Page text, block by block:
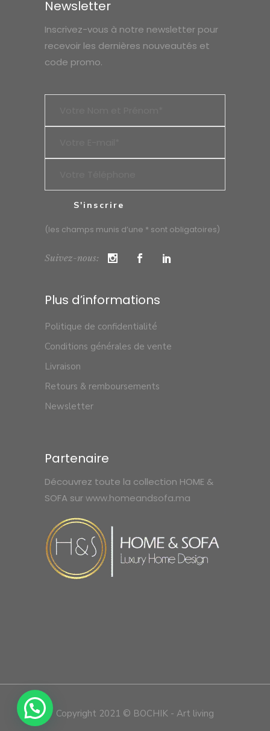
Newsletter
Inscrivez-vous à notre newsletter pour
recevoir les dernières nouveautés et
code promo.
(les champs munis d’une * sont obligatoires)
Suivez-nous:
Plus d’informations
Politique de confidentialité
Conditions générales de vente
Livraison
Retours & remboursements
Newsletter
Partenaire
Découvrez toute la collection HOME &
SOFA surwww.homeandsofa.ma
Copyright 2021 © BOCHIK - Art living